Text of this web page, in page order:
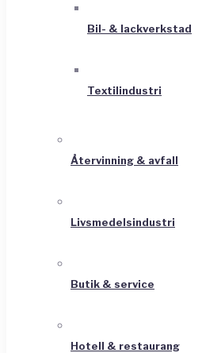
Bil- & lackverkstad
Textilindustri
Återvinning & avfall
Livsmedelsindustri
Butik & service
Hotell & restaurang